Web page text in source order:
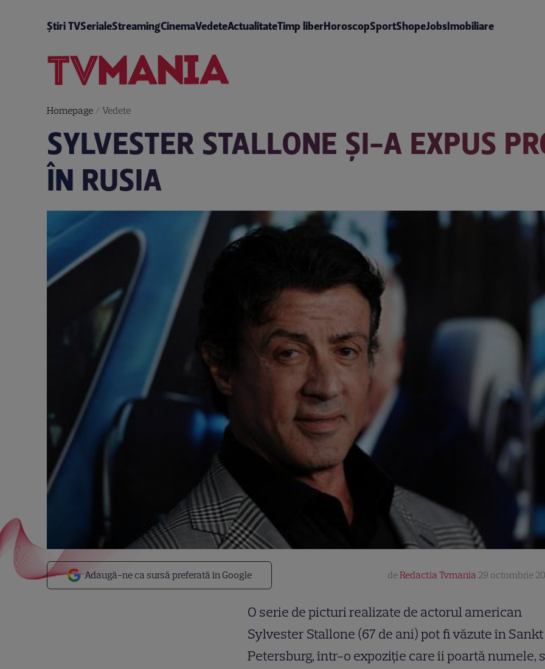
Știri TVSerialeStreamingCinemaVedeteActualitateTimp liberHoroscopSportShopeJobsImobiliare
Homepage/ Vedete
SYLVESTER STALLONE ŞI-A EXPUS
ÎN RUSIA
Adaugă-ne ca sursă preferată în Google deRedactia Tvmania 29 octombrie
O serie de picturi realizate de actorul american
Sylvester Stallone (67 de ani) pot fi văzute în Sankt
Petersburg, într-o expoziţie care îi poartă numele,